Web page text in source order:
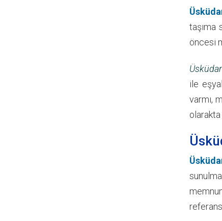
taşıma
öncesi
ile
varmı,